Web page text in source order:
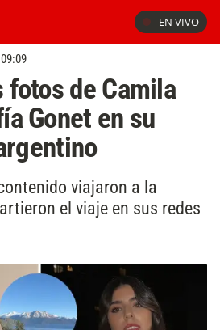
EN VIVO
fotos de Camila
Gonet en su
viajaron a la
el viaje en sus redes